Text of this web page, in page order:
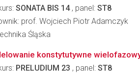
SONATA BIS 14, panel: ST8
prof. Wojciech Piotr Adamczyk
Śląska
konstytutywne
PRELUDIUM 23 , panel: ST8